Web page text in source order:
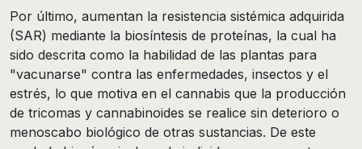
Por último, aumentan la resistencia sistémica adquirida
(SAR) mediante la biosíntesis de proteínas, la cual ha
sido descrita como la habilidad de las plantas para
"vacunarse" contra las enfermedades, insectos y el
estrés, lo que motiva en el cannabis que la producción
de tricomas y cannabinoides se realice sin deterioro o
menoscabo biológico de otras sustancias. De este